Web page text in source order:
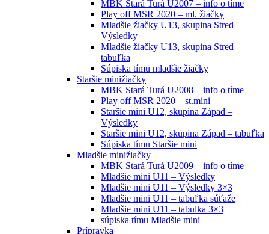
MBK Stará Turá U2007 – info o tíme
Play off MSR 2020 – ml. žiačky
Mladšie žiačky U13, skupina Stred –
Výsledky
Mladšie žiačky U13, skupina Stred –
tabuľka
Súpiska tímu mladšie žiačky
Staršie minižiačky
MBK Stará Turá U2008 – info o tíme
Play off MSR 2020 – st.mini
Staršie mini U12, skupina Západ –
Výsledky
Staršie mini U12, skupina Západ – tabuľka
Súpiska tímu Staršie mini
Mladšie minižiačky
MBK Stará Turá U2009 – info o tíme
Mladšie mini U11 – Výsledky
Mladšie mini U11 – Výsledky 3×3
Mladšie mini U11 – tabuľka súťaže
Mladšie mini U11 – tabulka 3×3
súpiska tímu Mladšie mini
Prípravka